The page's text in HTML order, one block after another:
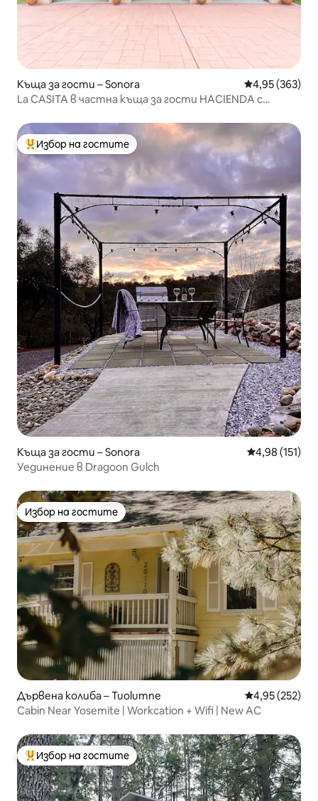
Къща за гости – Sonora Средна
4,95 (363)
La CASITA в частна къща за гости HACIENDA с
Най-популярен избор на гостите
Избор на гостите
Къща за гости – Sonora Средна
4,98 (151)
Уединение в Dragoon Gulch
Избор на гостите
Избор на гостите
Дървена колиба – Tuolumne Средна
4,95 (252)
Cabin Near Yosemite | Workcation + Wifi | New AC
Най-популярен избор на гостите
Избор на гостите